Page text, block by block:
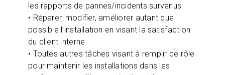
les rapports de pannes/incidents survenus
• Réparer, modifier, améliorer autant que
possible l’installation en visant la satisfaction
du client interne
• Toutes autres tâches visant à remplir ce rôle
pour maintenir les installations dans les